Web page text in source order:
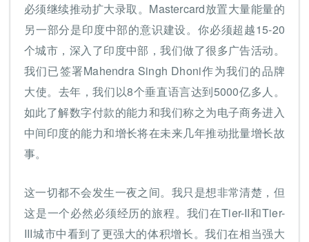
必须继续推动扩大录取。Mastercard放置大量能量的
另一部分是印度中部的意识建设。你必须超越15-20
个城市，深入了印度中部，我们做了很多广告活动。
我们已签署Mahendra Singh Dhoni作为我们的品牌
大使。去年，我们以8个垂直语言达到5000亿多人。
如此了解数字付款的能力和我们称之为电子商务进入
中间印度的能力和增长将在未来几年推动批量增长故
事。
这一切都不会发生一夜之间。我只是想非常清楚，但
这是一个必然必须经历的旅程。我们在Tier-II和Tier-
III城市中看到了更强大的体积增长。我们在相当强大